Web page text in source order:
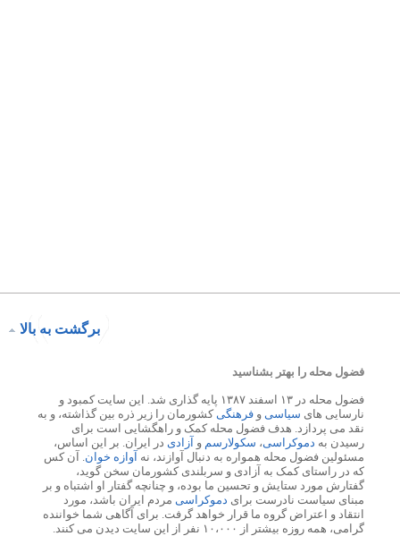
برگشت به بالا
فضول محله را بهتر بشناسید
فضول محله در ۱۳ اسفند ۱۳۸۷ پایه گذاری شد. این سایت کمبود و
نارسایی های سیاسی و فرهنگی کشورمان را زیر ذره بین گذاشته، و به
نقد می پردازد. هدف فضول محله کمک و راهگشایی است برای
رسیدن به دموکراسی، سکولارسم و آزادی در ایران. بر این اساس،
مسئولین فضول محله همواره به دنبال آوازند، نه آوازه خوان . آن کس
که در راستای کمک به آزادی و سربلندی کشورمان سخن گوید،
گفتارش مورد ستایش و تحسین ما بوده، و چنانچه گفتار او اشتباه و بر
مبنای سیاست نادرست برای دموکراسی مردم ایران باشد، مورد
انتقاد و اعتراض گروه ما قرار خواهد گرفت. برای آگاهی شما خواننده
گرامی، همه روزه بیشتر از ۱۰،۰۰۰ نفر از این سایت دیدن می کنند.